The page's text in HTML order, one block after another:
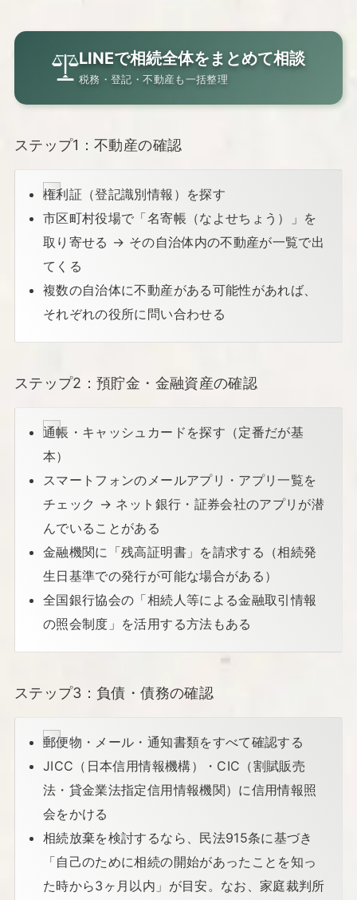
LINEで相続全体をまとめて相談
税務・登記・不動産も一括整理
ステップ1：不動産の確認
権利証（登記識別情報）を探す
市区町村役場で「名寄帳（なよせちょう）」を
取り寄せる → その自治体内の不動産が一覧で出
てくる
複数の自治体に不動産がある可能性があれば、
それぞれの役所に問い合わせる
ステップ2：預貯金・金融資産の確認
通帳・キャッシュカードを探す（定番だが基
本）
スマートフォンのメールアプリ・アプリ一覧を
チェック → ネット銀行・証券会社のアプリが潜
んでいることがある
金融機関に「残高証明書」を請求する（相続発
生日基準での発行が可能な場合がある）
全国銀行協会の「相続人等による金融取引情報
の照会制度」を活用する方法もある
ステップ3：負債・債務の確認
郵便物・メール・通知書類をすべて確認する
JICC（日本信用情報機構）・CIC（割賦販売
法・貸金業法指定信用情報機関）に信用情報照
会をかける
相続放棄を検討するなら、民法915条に基づき
「自己のために相続の開始があったことを知っ
た時から3ヶ月以内」が目安。なお、家庭裁判所